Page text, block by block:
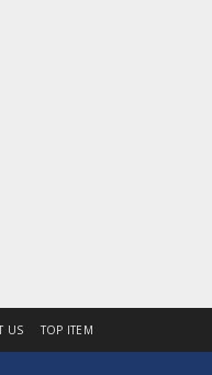
US TOP ITEM